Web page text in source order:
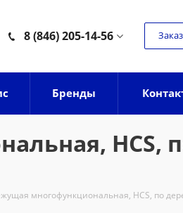
8 (846) 205-14-56
Бренды
HCS,
многофункциональная, HCS, по